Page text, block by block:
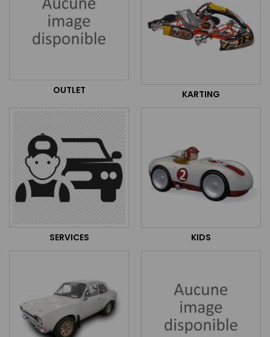
OUTLET KARTING
SERVICES KIDS